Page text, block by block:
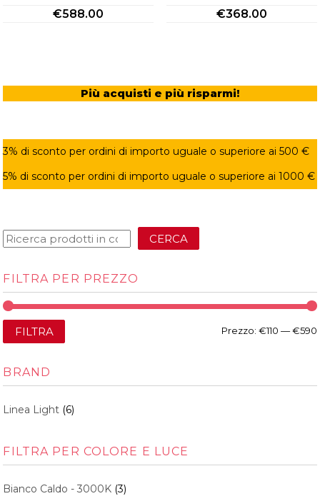
€588.00 €368.00
Più acquisti e più risparmi!
3% di sconto per ordini di importo uguale o superiore ai 500 €
5% di sconto per ordini di importo uguale o superiore ai 1000 €
CERCA
FILTRA PER PREZZO
FILTRA Prezzo: €110 —€590
BRAND
Linea Light (6)
FILTRA PER COLORE E LUCE
Bianco Caldo - 3000K (3)